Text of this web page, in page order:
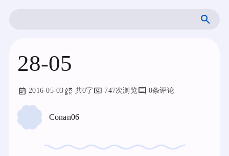
28-05
2016-05-03 共0字 747次浏览 0条评论
Conan06